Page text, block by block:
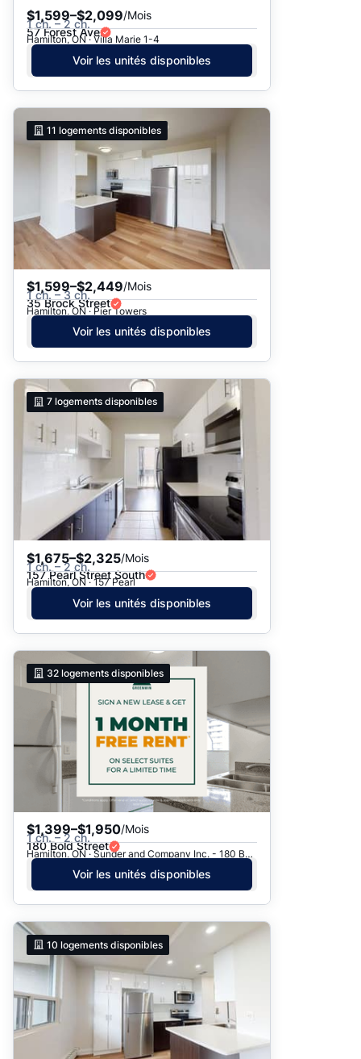
$1,599–$2,099/Mois
1 ch. – 2 ch.
57 Forest Ave
Hamilton, ON · Villa Marie 1-4
Voir les unités disponibles
11 logements disponibles
$1,599–$2,449/Mois
1 ch. – 3 ch.
35 Brock Street
Hamilton, ON · Pier Towers
Voir les unités disponibles
7 logements disponibles
$1,675–$2,325/Mois
1 ch. – 2 ch.
157 Pearl Street South
Hamilton, ON · 157 Pearl
Voir les unités disponibles
32 logements disponibles
$1,399–$1,950/Mois
1 ch. – 2 ch.
180 Bold Street
Hamilton, ON · Sunder and Company Inc. - 180 Bold St.
Voir les unités disponibles
10 logements disponibles